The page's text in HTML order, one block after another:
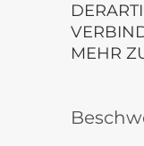
MEHR